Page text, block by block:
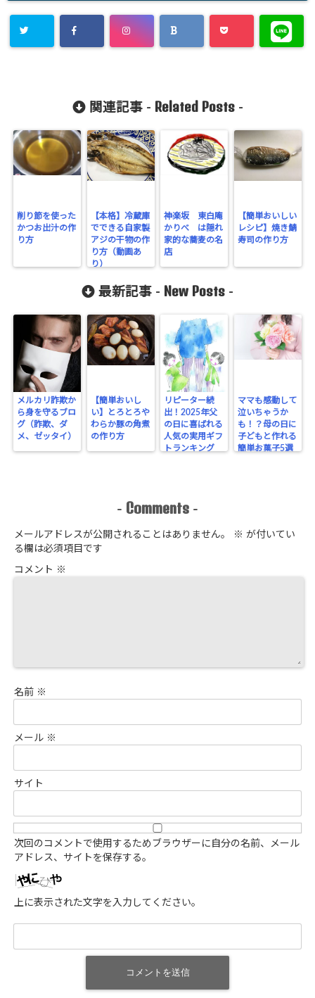
関連記事 - Related Posts-
削り節を使った
かつお出汁の作
り方
【本格】冷蔵庫
でできる自家製
アジの干物の作
り方（動画あ
り）
神楽坂 東白庵
かりべ は隠れ
家的な蕎麦の名
店
【簡単おいしい
レシピ】焼き鯖
寿司の作り方
最新記事 - New Posts -
メルカリ詐欺か
ら身を守るブロ
グ（詐欺、ダ
メ、ゼッタイ）
【簡単おいし
い】とろとろや
わらか豚の角煮
の作り方
リピーター続
出！2025年父
の日に喜ばれる
人気の実用ギフ
トランキング
ママも感動して
泣いちゃうか
も！？母の日に
子どもと作れる
簡単お菓子5選
- Comments -
メールアドレスが公開されることはありません。 ※ が付いてい
る欄は必須項目です
コメント ※
名前 ※
メール ※
サイト
次回のコメントで使用するためブラウザーに自分の名前、メール
アドレス、サイトを保存する。
上に表示された文字を入力してください。